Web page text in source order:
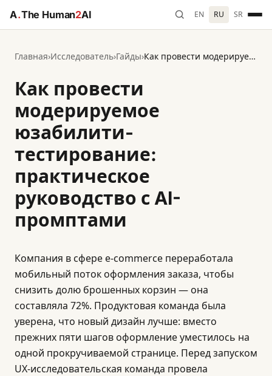
A.The Human2AI EN RU SR
Главная›Исследователь›Гайды› Как провести модерируемое юзабилити-тестирование: практическое руководство с AI-промптами
Как провести
модерируемое
юзабилити-
тестирование:
практическое
руководство с AI-
промптами
Компания в сфере e-commerce переработала
мобильный поток оформления заказа, чтобы
снизить долю брошенных корзин — она
составляла 72%. Продуктовая команда была
уверена, что новый дизайн лучше: вместо
прежних пяти шагов оформление уместилось на
одной прокручиваемой странице. Перед запуском
UX-исследовательская команда провела